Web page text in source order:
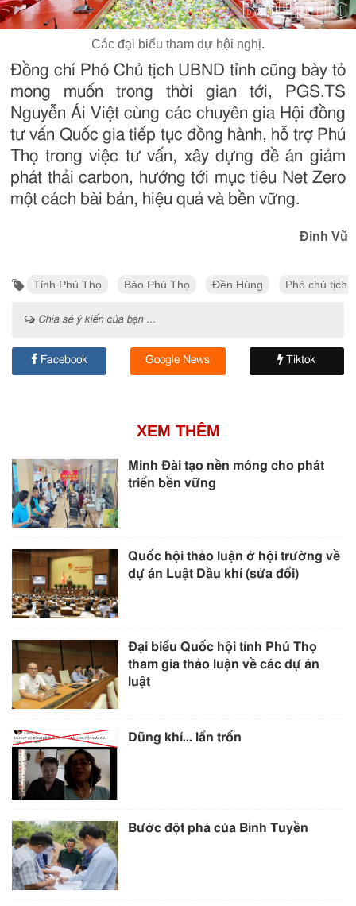
Các đại biểu tham dự hội nghị.
Đồng chí Phó Chủ tịch UBND tỉnh cũng bày tỏ
mong muốn trong thời gian tới, PGS.TS
Nguyễn Ái Việt cùng các chuyên gia Hội đồng
tư vấn Quốc gia tiếp tục đồng hành, hỗ trợ Phú
Thọ trong việc tư vấn, xây dựng đề án giảm
phát thải carbon, hướng tới mục tiêu Net Zero
một cách bài bản, hiệu quả và bền vững.
Đinh Vũ
Tỉnh Phú Thọ Báo Phú Thọ Đền Hùng Phó chủ tịch
Chia sẻ ý kiến của bạn ...
Facebook Google News Tiktok
XEM THÊM
Minh Đài tạo nền móng cho phát
triển bền vững
Quốc hội thảo luận ở hội trường về
dự án Luật Dầu khí (sửa đổi)
Đại biểu Quốc hội tỉnh Phú Thọ
tham gia thảo luận về các dự án
luật
Dũng khí… lẩn trốn
Bước đột phá của Bình Tuyền